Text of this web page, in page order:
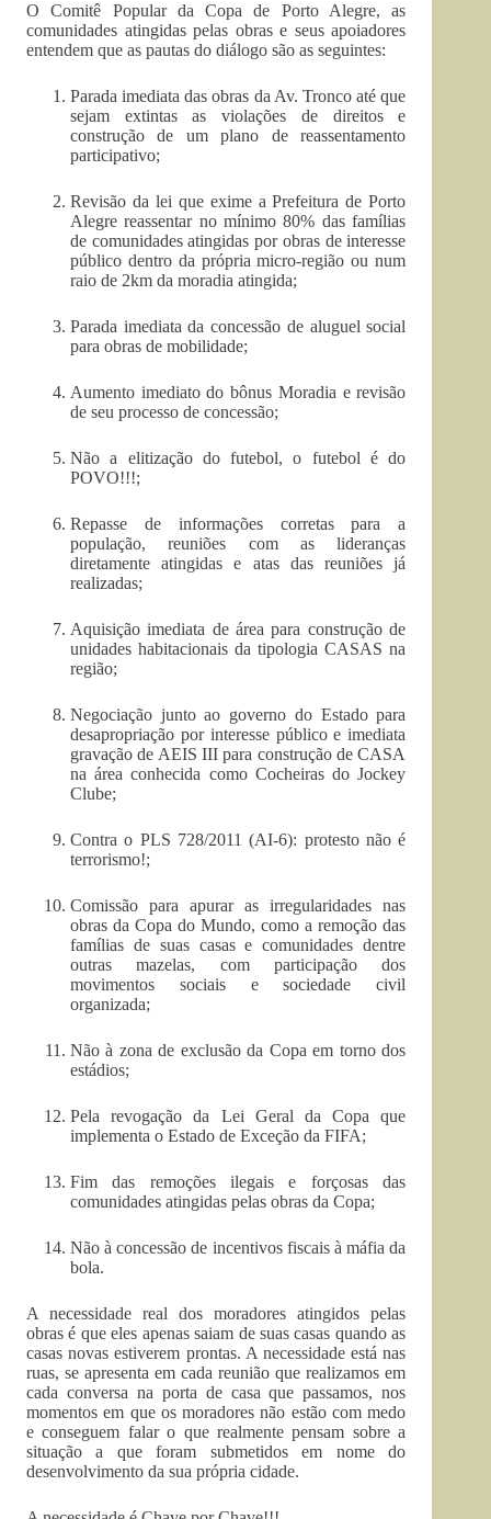
O Comitê Popular da Copa de Porto Alegre, as
comunidades atingidas pelas obras e seus apoiadores
entendem que as pautas do diálogo são as seguintes:
Parada imediata das obras da Av. Tronco até que
sejam extintas as violações de direitos e
construção de um plano de reassentamento
participativo;
Revisão da lei que exime a Prefeitura de Porto
Alegre reassentar no mínimo 80% das famílias
de comunidades atingidas por obras de interesse
público dentro da própria micro-região ou num
raio de 2km da moradia atingida;
Parada imediata da concessão de aluguel social
para obras de mobilidade;
Aumento imediato do bônus Moradia e revisão
de seu processo de concessão;
Não a elitização do futebol, o futebol é do
POVO!!!;
Repasse de informações corretas para a
população, reuniões com as lideranças
diretamente atingidas e atas das reuniões já
realizadas;
Aquisição imediata de área para construção de
unidades habitacionais da tipologia CASAS na
região;
Negociação junto ao governo do Estado para
desapropriação por interesse público e imediata
gravação de AEIS III para construção de CASA
na área conhecida como Cocheiras do Jockey
Clube;
Contra o PLS 728/2011 (AI-6): protesto não é
terrorismo!;
Comissão para apurar as irregularidades nas
obras da Copa do Mundo, como a remoção das
famílias de suas casas e comunidades dentre
outras mazelas, com participação dos
movimentos sociais e sociedade civil
organizada;
Não à zona de exclusão da Copa em torno dos
estádios;
Pela revogação da Lei Geral da Copa que
implementa o Estado de Exceção da FIFA;
Fim das remoções ilegais e forçosas das
comunidades atingidas pelas obras da Copa;
Não à concessão de incentivos fiscais à máfia da
bola.
A necessidade real dos moradores atingidos pelas
obras é que eles apenas saiam de suas casas quando as
casas novas estiverem prontas. A necessidade está nas
ruas, se apresenta em cada reunião que realizamos em
cada conversa na porta de casa que passamos, nos
momentos em que os moradores não estão com medo
e conseguem falar o que realmente pensam sobre a
situação a que foram submetidos em nome do
desenvolvimento da sua própria cidade.